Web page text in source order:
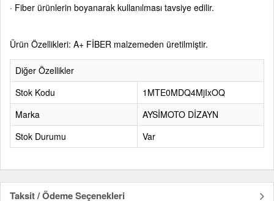
· Fiber ürünlerin boyanarak kullanılması tavsiye edilir.
Ürün Özellikleri: A+ FİBER malzemeden üretilmiştir.
Diğer Özellikler
Stok Kodu
1MTE0MDQ4MjIxOQ
Marka
AYSİMOTO DİZAYN
Stok Durumu
Var
Taksit / Ödeme Seçenekleri